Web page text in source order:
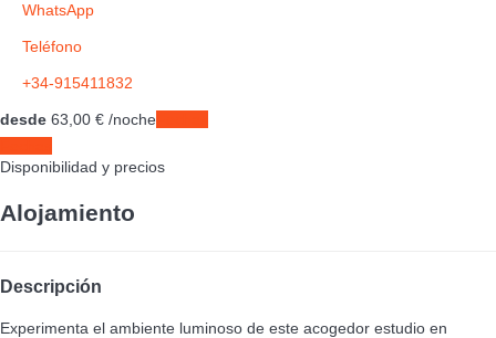
WhatsApp
Teléfono
+34-915411832
desde 63, 00 € /noche
Disponibilidad y precios
Alojamiento
Descripción
Experimenta el ambiente luminoso de este acogedor estudio en